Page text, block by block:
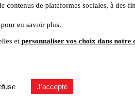
contenus de plateformes sociales, à des
pour en savoir plus.
et personnaliser vos choix dans notre
J'accepte